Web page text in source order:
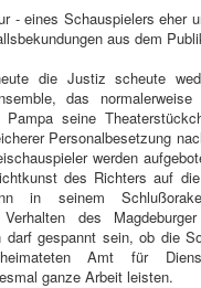
- eines Schauspielers eher
aus dem
die Justiz scheute
das
Pampa seine
Personalbesetzung
werden
des Richters auf
in seinem
des
darf gespannt sein, ob die
Amt für
ganze Arbeit leisten.